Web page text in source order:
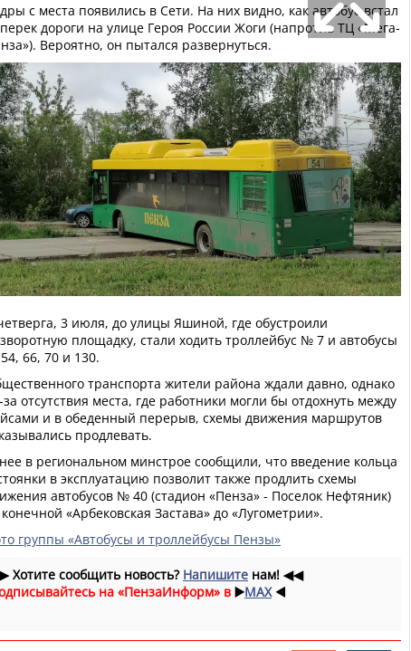
с места появились в Сети. На них видно, как автобус встал
дороги на улице Героя России Жоги (напротив ТЦ «Мега-
Вероятно, он пытался развернуться.
3 июля, до улицы Яшиной, где обустроили
площадку, стали ходить троллейбус № 7 и автобусы
66, 70 и 130.
транспорта жители района ждали давно, однако
за отсутствия места, где работники могли бы отдохнуть между
и в обеденный перерыв, схемы движения маршрутов
продлевать.
в региональном минстрое сообщили, что введение кольца
в эксплуатацию позволит также продлить схемы
автобусов № 40 (стадион «Пенза» - Поселок Нефтяник)
«Арбековская Застава» до «Лугометрии».
группы «Автобусы и троллейбусы Пензы»
Хотите сообщить новость? Напишите нам! ◀◀
на «ПензаИнформ» в ▶️MAX ◀️